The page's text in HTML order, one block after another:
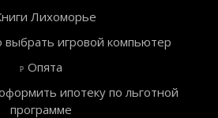
Лихоморье
выбрать игровой компьютер
Опята
ипотеку по льготной
программе